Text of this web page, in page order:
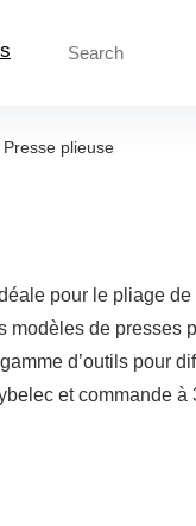
Presse plieuse
pour le pliage
modèles de presses
d’outils pour
et commande à